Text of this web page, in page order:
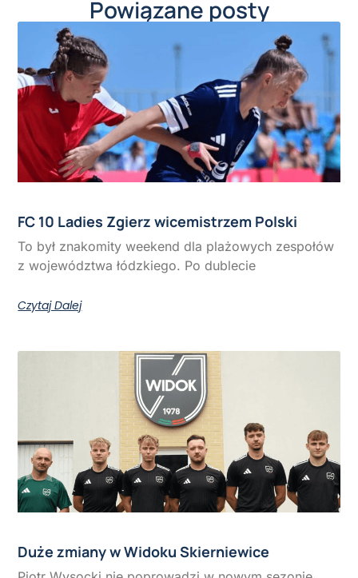
Powiązane posty
FC 10 Ladies Zgierz wicemistrzem Polski
To był znakomity weekend dla plażowych zespołów
z województwa łódzkiego. Po dublecie
Czytaj Dalej
Duże zmiany w Widoku Skierniewice